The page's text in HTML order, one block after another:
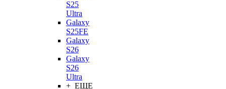
S25
Ultra
Galaxy
S25FE
Galaxy
S26
Galaxy
S26
Ultra
+ ЕЩЕ